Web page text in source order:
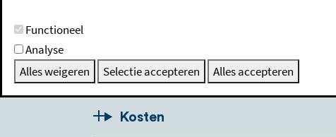
Procedure
Kosten
Functioneel
Analyse
Alles weigeren
Selectie accepteren Alles accepteren